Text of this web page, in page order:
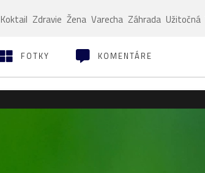
Koktail Zdravie Žena Varecha Záhrada Užitočná
FOTKY KOMENTÁRE